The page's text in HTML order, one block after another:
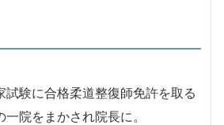
試験に合格柔道整復師免許を取る
院をまかされ院長に。